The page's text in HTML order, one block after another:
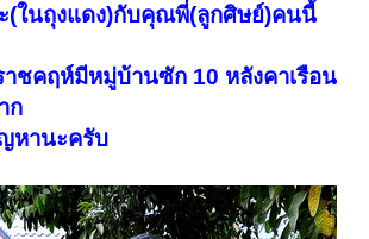
(ในถุงแดง)กับคุณพี่(ลูกศิษย์)คนนี้
าชคฤห์มีหมู่บ้านซัก 10 หลังคาเรือน
ก
หานะครับ